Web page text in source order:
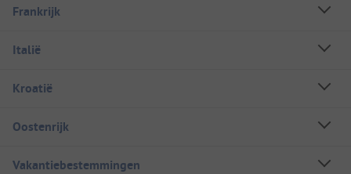
Frankrijk
Italië
Kroatië
Oostenrijk
Vakantiebestemmingen